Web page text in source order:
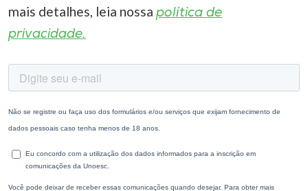
mais detalhes, leia nossa política de
privacidade.